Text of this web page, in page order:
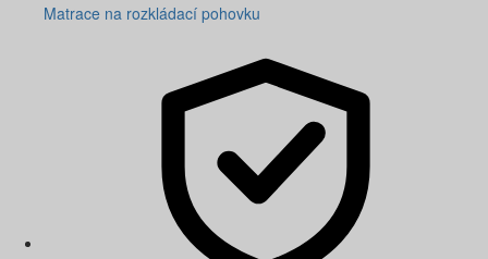
Matrace na rozkládací pohovku